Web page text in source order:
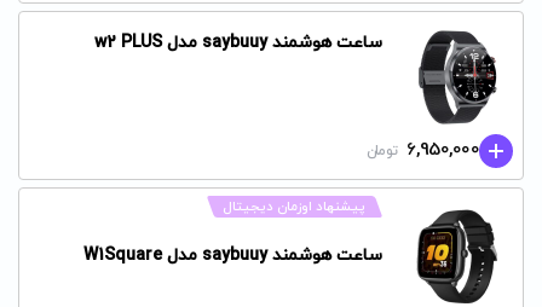
ساعت هوشمند saybuuy مدل w2 PLUS
6,950,000 تومان
پیشنهاد اوزمان دیجیتال
ساعت هوشمند saybuuy مدل W1Square